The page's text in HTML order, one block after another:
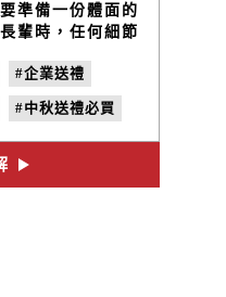
準備一份體面的
輩時，任何細節
好禮，多樣組合
心、長輩收禮好
#企業送禮
#中秋送禮必買